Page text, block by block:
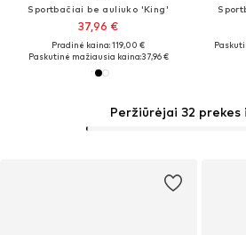
Sportbačiai be auliuko 'King'
37,96 €
Pradinė kaina: 119,00 €
Paskutinė mažiausia kaina:37,96 €
Peržiūrėjai 32 prekes